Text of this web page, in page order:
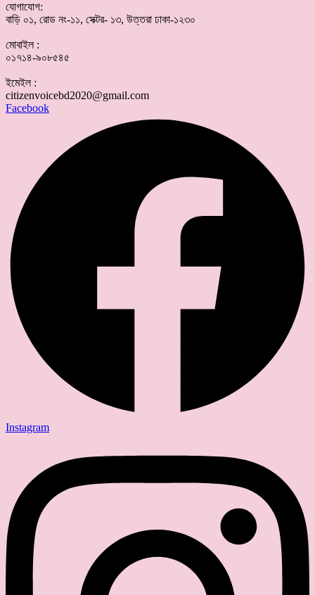
যোগাযোগ:
বাড়ি ০১, রোড নং-১১, সেক্টর- ১৩, উত্তরা ঢাকা-১২৩০
মোবাইল :
০১৭১৪-৯০৮৫৪৫
ইমেইল :
citizenvoicebd2020@gmail.com
Facebook
Instagram